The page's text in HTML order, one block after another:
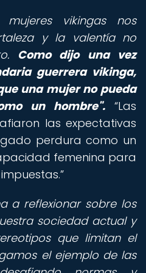
vikingas nos
y la valentía no
Como dijo una vez
guerrera vikinga,
una mujer no pueda
un hombre".
Las
las expectativas
perdura como un
femenina para
a reflexionar sobre los
sociedad actual y
que limitan el
el ejemplo de las